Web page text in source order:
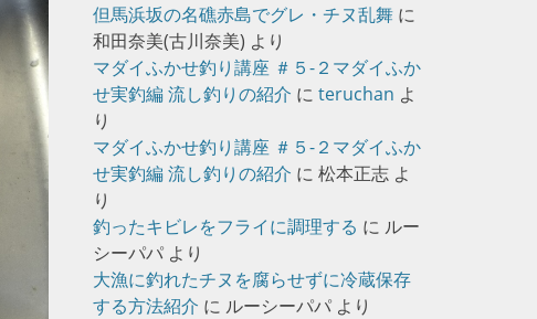
但馬浜坂の名礁赤島でグレ・チヌ乱舞 に
和田奈美(古川奈美) より
マダイふかせ釣り講座 ＃５-２マダイふか
せ実釣編 流し釣りの紹介 に teruchan よ
り
マダイふかせ釣り講座 ＃５-２マダイふか
せ実釣編 流し釣りの紹介 に 松本正志 よ
り
釣ったキビレをフライに調理する に ルー
シーパパ より
大漁に釣れたチヌを腐らせずに冷蔵保存
する方法紹介 に ルーシーパパ より